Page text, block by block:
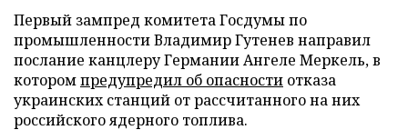
Первый зампред комитета Госдумы по
промышленности Владимир Гутенев направил
послание канцлеру Германии Ангеле Меркель, в
которомпредупредил об опасности отказа
украинских станций от рассчитанного на них
российского ядерного топлива.